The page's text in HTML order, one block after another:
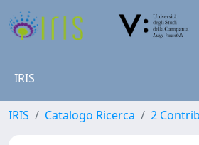
IRIS
IRIS Catalogo Ricerca 2